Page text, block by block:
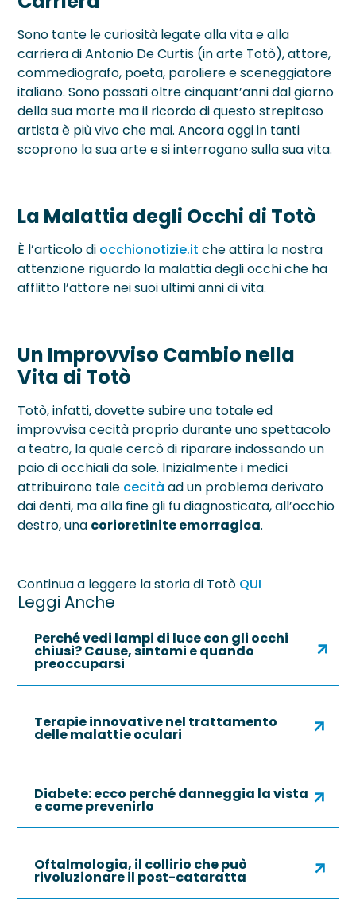
Sono tante le curiosità legate alla vita e alla
carriera di Antonio De Curtis (in arte Totò), attore,
commediografo, poeta, paroliere e sceneggiatore
italiano. Sono passati oltre cinquant’anni dal giorno
della sua morte ma il ricordo di questo strepitoso
artista è più vivo che mai. Ancora oggi in tanti
scoprono la sua arte e si interrogano sulla sua vita.
La Malattia degli Occhi di Totò
È l’articolo di occhionotizie.it che attira la nostra
attenzione riguardo la malattia degli occhi che ha
afflitto l’attore nei suoi ultimi anni di vita.
Un Improvviso Cambio nella
Vita di Totò
Totò, infatti, dovette subire una totale ed
improvvisa cecità proprio durante uno spettacolo
a teatro, la quale cercò di riparare indossando un
paio di occhiali da sole. Inizialmente i medici
attribuirono tale cecità ad un problema derivato
dai denti, ma alla fine gli fu diagnosticata, all’occhio
destro, una corioretinite emorragica.
Continua a leggere la storia di Totò QUI
Leggi Anche
Perché vedi lampi di luce con gli occhi
chiusi? Cause, sintomi e quando
preoccuparsi
Terapie innovative nel trattamento
delle malattie oculari
Diabete: ecco perché danneggia la vista
e come prevenirlo
Oftalmologia, il collirio che può
rivoluzionare il post-cataratta
Maculopatie
Occhio Secco
Retinopatie ›
Neurite Ottica
OCT – Segmento Posteriore
OCT – Segmento Anteriore
Pachimetria
Pupillometria
Tonometria